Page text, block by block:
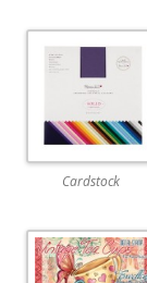
Cardstock